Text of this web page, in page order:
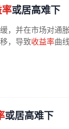
或居高难下
，并在市场对通
，导致收益率曲
或居高难下